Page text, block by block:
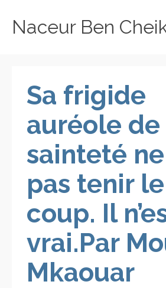
Naceur Ben
Sa frigide
auréole de
sainteté
pas tenir le
coup. Il
vrai.Par
Mkaouar